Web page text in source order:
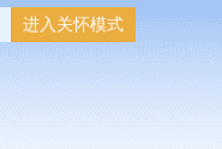
进入关怀模式